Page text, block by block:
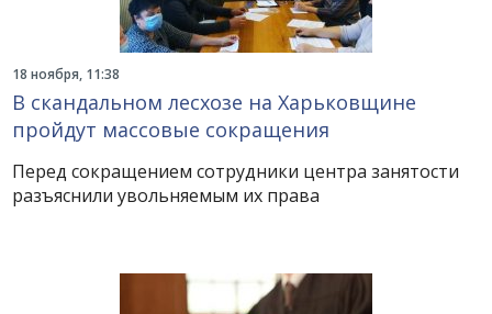
18 ноября, 11:38
В скандальном лесхозе на Харьковщине
пройдут массовые сокращения
Перед сокращением сотрудники центра занятости
разъяснили увольняемым их права